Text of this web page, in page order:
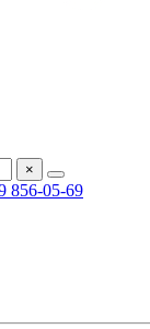
×
856-05-69